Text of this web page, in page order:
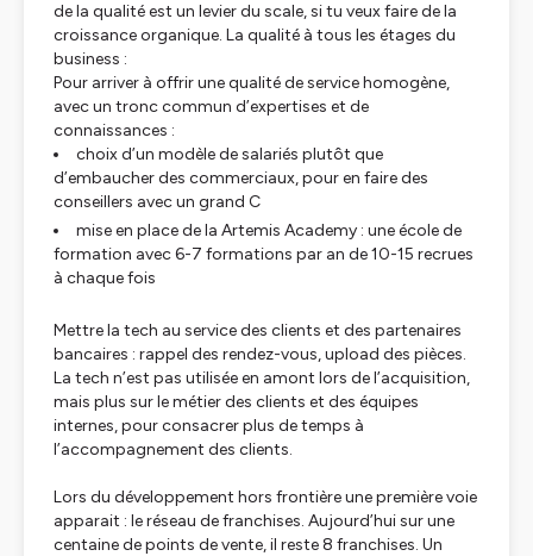
de la qualité est un levier du scale, si tu veux faire de la
croissance organique. La qualité à tous les étages du
business :
Pour arriver à offrir une qualité de service homogène,
avec un tronc commun d’expertises et de
connaissances :
choix d’un modèle de salariés plutôt que
d’embaucher des commerciaux, pour en faire des
conseillers avec un grand C
mise en place de la Artemis Academy : une école de
formation avec 6-7 formations par an de 10-15 recrues
à chaque fois
Mettre la tech au service des clients et des partenaires
bancaires : rappel des rendez-vous, upload des pièces.
La tech n’est pas utilisée en amont lors de l’acquisition,
mais plus sur le métier des clients et des équipes
internes, pour consacrer plus de temps à
l’accompagnement des clients.
Lors du développement hors frontière une première voie
apparait : le réseau de franchises. Aujourd’hui sur une
centaine de points de vente, il reste 8 franchises. Un